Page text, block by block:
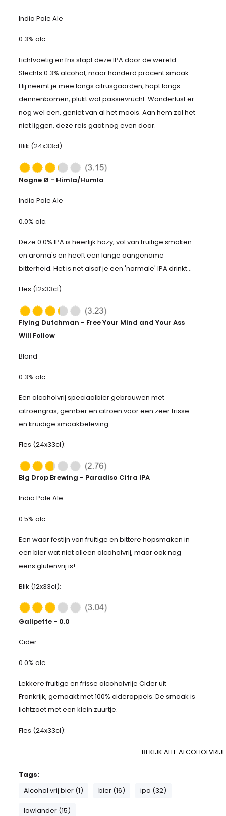
India Pale Ale
0.3% alc.
Lichtvoetig en fris stapt deze IPA door de wereld.
Slechts 0.3% alcohol, maar honderd procent smaak.
Hij neemt je mee langs citrusgaarden, hopt langs
dennenbomen, plukt wat passievrucht. Wanderlust er
nog wel een, geniet van al het moois. Aan hem zal het
niet liggen, deze reis gaat nog even door.
Blik (24x33cl):
Nøgne Ø - Himla/Humla
India Pale Ale
0.0% alc.
Deze 0.0% IPA is heerlijk hazy, vol van fruitige smaken
en aroma's en heeft een lange aangename
bitterheid. Het is net alsof je een 'normale' IPA drinkt...
Fles (12x33cl):
Flying Dutchman - Free Your Mind and Your Ass
Will Follow
Blond
0.3% alc.
Een alcoholvrij speciaalbier gebrouwen met
citroengras, gember en citroen voor een zeer frisse
en kruidige smaakbeleving.
Fles (24x33cl):
Big Drop Brewing - Paradiso Citra IPA
India Pale Ale
0.5% alc.
Een waar festijn van fruitige en bittere hopsmaken in
een bier wat niet alleen alcoholvrij, maar ook nog
eens glutenvrij is!
Blik (12x33cl):
Galipette - 0.0
Cider
0.0% alc.
Lekkere fruitige en frisse alcoholvrije Cider uit
Frankrijk, gemaakt met 100% ciderappels. De smaak is
lichtzoet met een klein zuurtje.
Fles (24x33cl):
BEKIJK ALLE
Tags:
Alcohol vrij bier (1)
bier (16) ipa (32)
lowlander (15)